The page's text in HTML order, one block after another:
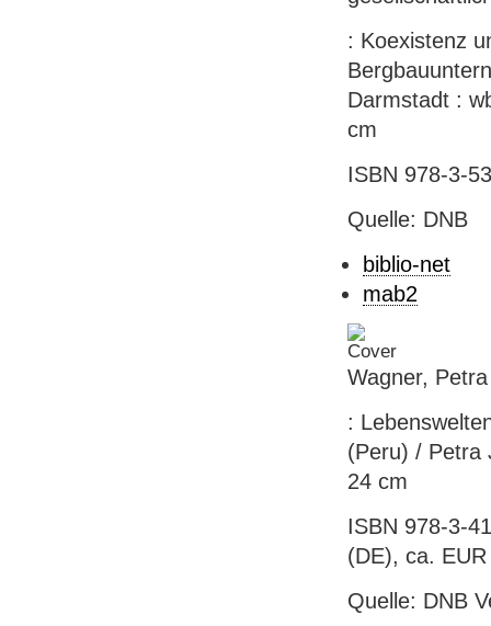
: Koexistenz
Darmstadt :
cm
ISBN 978-3-
Quelle: DNB
biblio-net
mab2
Wagner,
:
(Peru) / Petra
24 cm
ISBN 978-3-
(DE), ca.
Quelle: DNB